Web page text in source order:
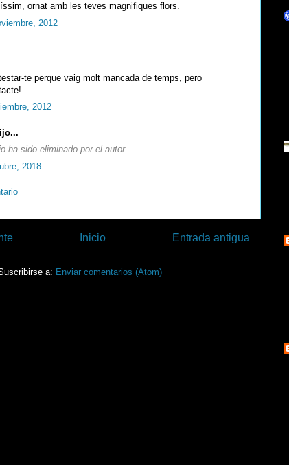
ornat amb les teves magnifiques flors.
2012
te perque vaig molt mancada de temps, pero
2012
ha sido eliminado por el autor.
2018
Entrada antigua
Inicio
a: Enviar comentarios (Atom)